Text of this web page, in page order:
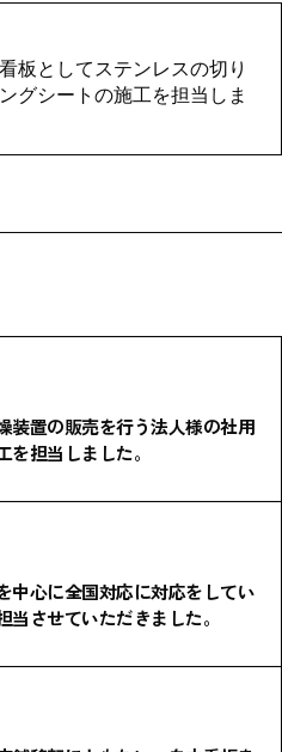
板としてステンレスの切り
グシートの施工を担当しま
装置の販売を行う法人様の社用
担当しました。
中心に全国対応に対応をしてい
させていただきました。